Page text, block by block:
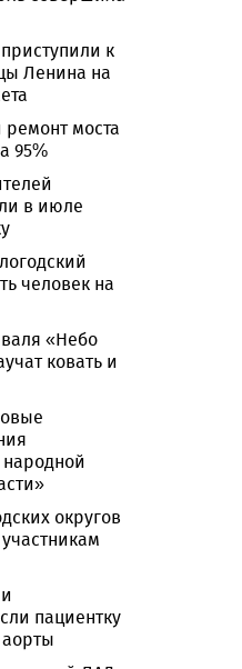
к
Ленина на
моста
95%
в июле
человек на
«Небо
ковать и
округов
пациентку
аорты